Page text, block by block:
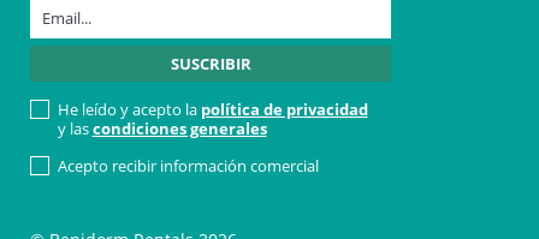
He leído y acepto la política de privacidad
y lascondiciones generales
Acepto recibir información comercial